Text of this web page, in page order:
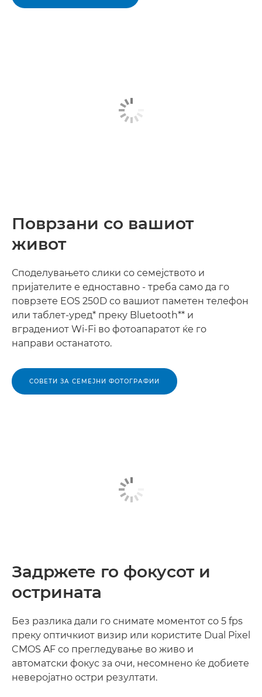
Поврзани со вашиот
живот
Споделувањето слики со семејството и
пријателите е едноставно - треба само да го
поврзете EOS 250D со вашиот паметен телефон
или таблет-уред* преку Bluetooth** и
вградениот Wi-Fi во фотоапаратот ќе го
направи останатото.
СОВЕТИ ЗА СЕМЕЈНИ ФОТОГРАФИИ
Задржете го фокусот и
острината
Без разлика дали го снимате моментот со 5 fps
преку оптичкиот визир или користите Dual Pixel
CMOS AF со прегледување во живо и
автоматски фокус за очи, несомнено ќе добиете
неверојатно остри резултати.